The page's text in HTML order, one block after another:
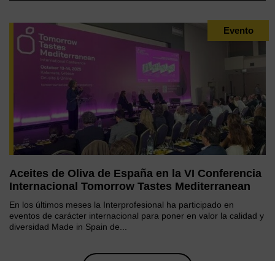
Evento
Aceites de Oliva de España en la VI Conferencia
Internacional Tomorrow Tastes Mediterranean
En los últimos meses la Interprofesional ha participado en
eventos de carácter internacional para poner en valor la calidad y
diversidad Made in Spain de...